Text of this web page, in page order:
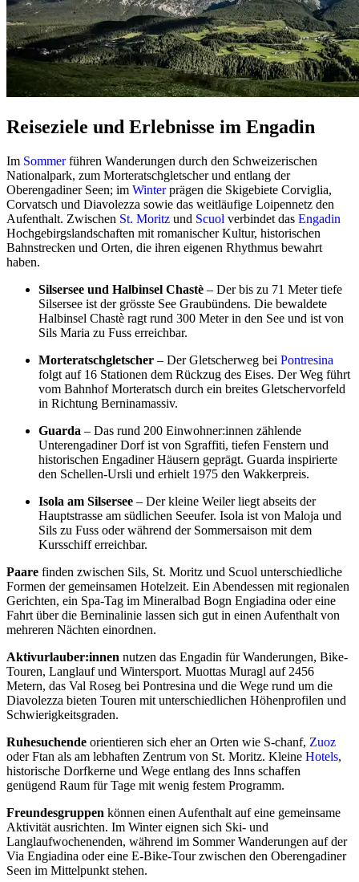
Reiseziele und Erlebnisse im Engadin
Im Sommerführen Wanderungen durch den Schweizerischen
Nationalpark, zum Morteratschgletscher und entlang der
Oberengadiner Seen; im Winterprägen die Skigebiete Corviglia,
Corvatsch und Diavolezza sowie das weitläufige Loipennetz den
Aufenthalt. Zwischen St. Moritz und Scuol verbindet das Engadin
Hochgebirgslandschaften mit romanischer Kultur, historischen
Bahnstrecken und Orten, die ihren eigenen Rhythmus bewahrt
haben.
Silsersee und Halbinsel Chastè – Der bis zu 71 Meter tiefe
Silsersee ist der grösste See Graubündens. Die bewaldete
Halbinsel Chastè ragt rund 300 Meter in den See und ist von
Sils Maria zu Fuss erreichbar.
Morteratschgletscher – Der Gletscherweg bei Pontresina
folgt auf 16 Stationen dem Rückzug des Eises. Der Weg führt
vom Bahnhof Morteratsch durch ein breites Gletschervorfeld
in Richtung Berninamassiv.
Guarda – Das rund 200 Einwohner:innen zählende
Unterengadiner Dorf ist von Sgraffiti, tiefen Fenstern und
historischen Engadiner Häusern geprägt. Guarda inspirierte
den Schellen-Ursli und erhielt 1975 den Wakkerpreis.
Isola am Silsersee – Der kleine Weiler liegt abseits der
Hauptstrasse am südlichen Seeufer. Isola ist von Maloja und
Sils zu Fuss oder während der Sommersaison mit dem
Kursschiff erreichbar.
Paare finden zwischen Sils, St. Moritz und Scuol unterschiedliche
Formen der gemeinsamen Hotelzeit. Ein Abendessen mit regionalen
Gerichten, ein Spa-Tag im Mineralbad Bogn Engiadina oder eine
Fahrt über die Berninalinie lassen sich gut in einen Aufenthalt von
mehreren Nächten einordnen.
Aktivurlauber:innen nutzen das Engadin für Wanderungen, Bike-
Touren, Langlauf und Wintersport. Muottas Muragl auf 2456
Metern, das Val Roseg bei Pontresina und die Wege rund um die
Diavolezza bieten Touren mit unterschiedlichen Höhenprofilen und
Schwierigkeitsgraden.
Ruhesuchende orientieren sich eher an Orten wie S-chanf, Zuoz
oder Ftan als am lebhaften Zentrum von St. Moritz. Kleine Hotels,
historische Dorfkerne und Wege entlang des Inns schaffen
genügend Raum für Tage mit wenig festem Programm.
Freundesgruppen können einen Aufenthalt auf eine gemeinsame
Aktivität ausrichten. Im Winter eignen sich Ski- und
Langlaufwochenenden, während im Sommer Wanderungen auf der
Via Engiadina oder eine E-Bike-Tour zwischen den Oberengadiner
Seen im Mittelpunkt stehen.